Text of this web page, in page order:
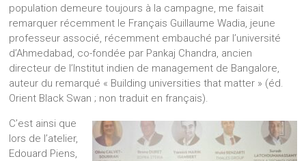
population demeure toujours à la campagne, me faisait
remarquer récemment le Français Guillaume Wadia, jeune
professeur associé, récemment embauché par l’université
d’Ahmedabad, co-fondée par Pankaj Chandra, ancien
directeur de l’Institut indien de management de Bangalore,
auteur du remarqué « Building universities that matter » (éd.
Orient Black Swan ; non traduit en français).
C’est ainsi que
lors de l’atelier,
Edouard Piens,